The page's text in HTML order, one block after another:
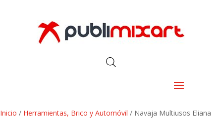
Inicio / Herramientas, Brico y Automóvil / Navaja Multiusos Eliana